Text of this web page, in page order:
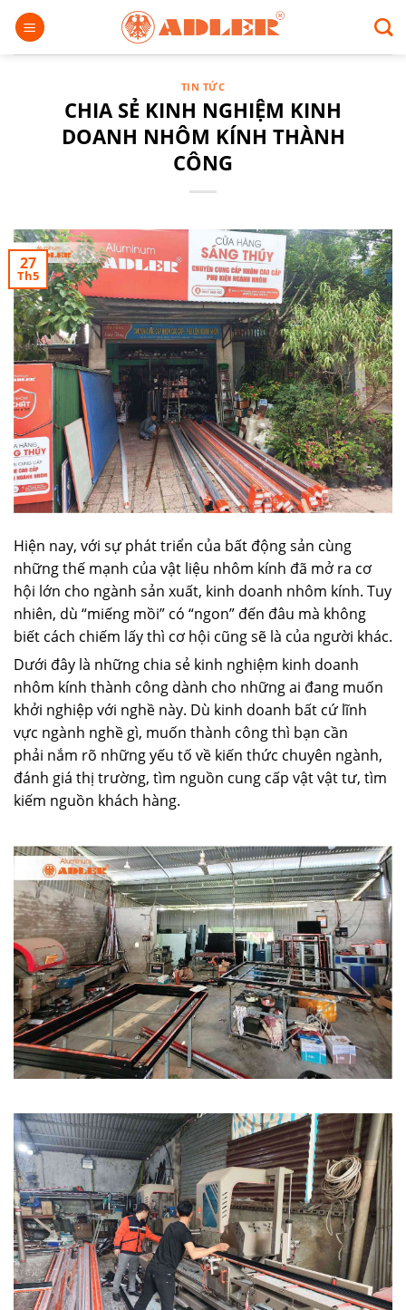
Chuyển
đến
nội
TIN TỨC
CHIA SẺ KINH NGHIỆM KINH
DOANH NHÔM KÍNH THÀNH
CÔNG
27
Th5
Hiện nay, với sự phát triển của bất động sản cùng
những thế mạnh của vật liệu nhôm kính đã mở ra cơ
hội lớn cho ngành sản xuất, kinh doanh nhôm kính. Tuy
nhiên, dù “miếng mồi” có “ngon” đến đâu mà không
biết cách chiếm lấy thì cơ hội cũng sẽ là của người khác.
Dưới đây là những chia sẻ kinh nghiệm kinh doanh
nhôm kính thành công dành cho những ai đang muốn
khởi nghiệp với nghề này. Dù kinh doanh bất cứ lĩnh
vực ngành nghề gì, muốn thành công thì bạn cần
phải nắm rõ những yếu tố về kiến thức chuyên ngành,
đánh giá thị trường, tìm nguồn cung cấp vật vật tư, tìm
kiếm nguồn khách hàng.